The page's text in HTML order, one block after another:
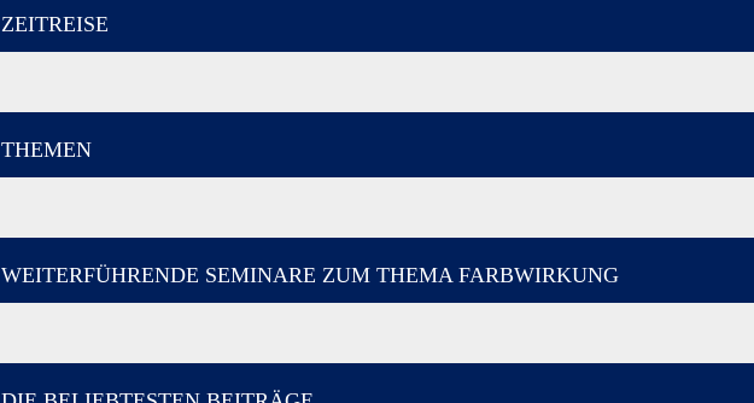
ZEITREISE
THEMEN
WEITERFÜHRENDE SEMINARE ZUM THEMA FARBWIRKUNG